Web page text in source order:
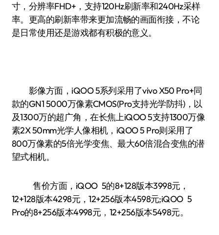
寸，分辨率FHD+，支持120Hz刷新率和240Hz采样
率。更高的刷新率带来更加流畅的画面衔接，不论
是日常使用还是游戏都有积极的意义。
影像方面，iQOO 5系列采用了vivo X50 Pro+同
款的GN1 5000万像素CMOS(Pro支持光学防抖)，以
及1300万的超广角，在长焦上iQOO 5支持1300万像
素2X 50mm光学人像相机，iQOO 5 Pro则采用了
800万像素的5倍光学变焦、最大60倍混合变焦的潜
望式相机。
售价方面，iQOO 5的8+128版本3998元，
12+128版本4298元，12+256版本4598元;iQOO 5
Pro的8+256版本4998元，12+256版本5498元。